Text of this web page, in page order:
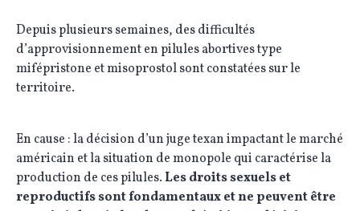
Depuis plusieurs semaines, des difficultés
d’approvisionnement en pilules abortives type
mifépristone et misoprostol sont constatées sur le
territoire.
En cause : la décision d’un juge texan impactant le marché
américain et la situation de monopole qui caractérise la
production de ces pilules.Les droits sexuels et
reproductifs sont fondamentaux et ne peuvent être